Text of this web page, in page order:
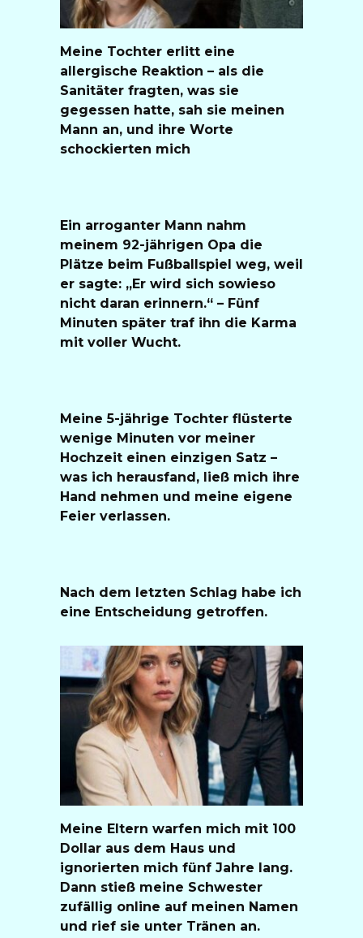
Meine Tochter erlitt eine
allergische Reaktion – als die
Sanitäter fragten, was sie
gegessen hatte, sah sie meinen
Mann an, und ihre Worte
schockierten mich
Ein arroganter Mann nahm
meinem 92-jährigen Opa die
Plätze beim Fußballspiel weg, weil
er sagte: „Er wird sich sowieso
nicht daran erinnern.“ – Fünf
Minuten später traf ihn die Karma
mit voller Wucht.
Meine 5-jährige Tochter flüsterte
wenige Minuten vor meiner
Hochzeit einen einzigen Satz –
was ich herausfand, ließ mich ihre
Hand nehmen und meine eigene
Feier verlassen.
Nach dem letzten Schlag habe ich
eine Entscheidung getroffen.
Meine Eltern warfen mich mit 100
Dollar aus dem Haus und
ignorierten mich fünf Jahre lang.
Dann stieß meine Schwester
zufällig online auf meinen Namen
und rief sie unter Tränen an.